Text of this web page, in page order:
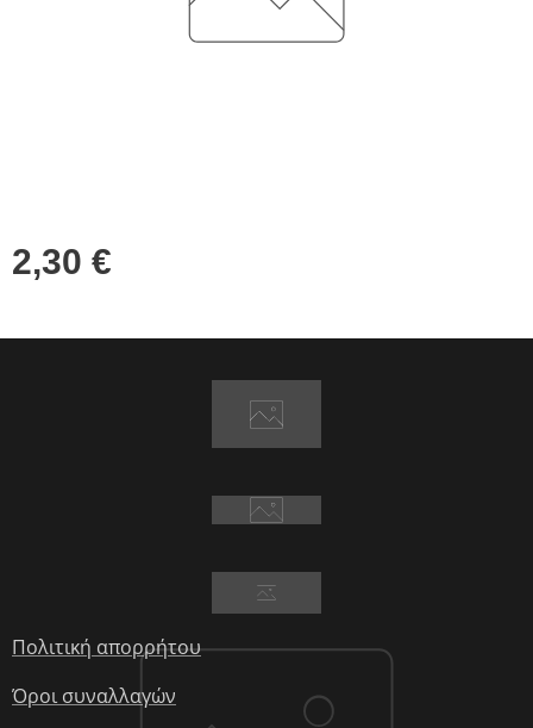
2,30 €
Πολιτική απορρήτου
Όροι συναλλαγών